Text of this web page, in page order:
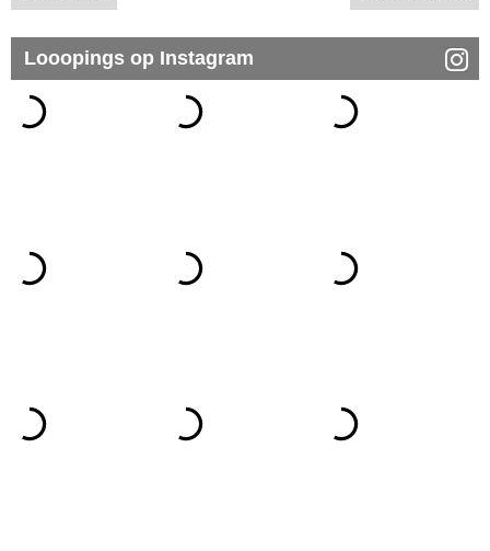
Looopings op Instagram